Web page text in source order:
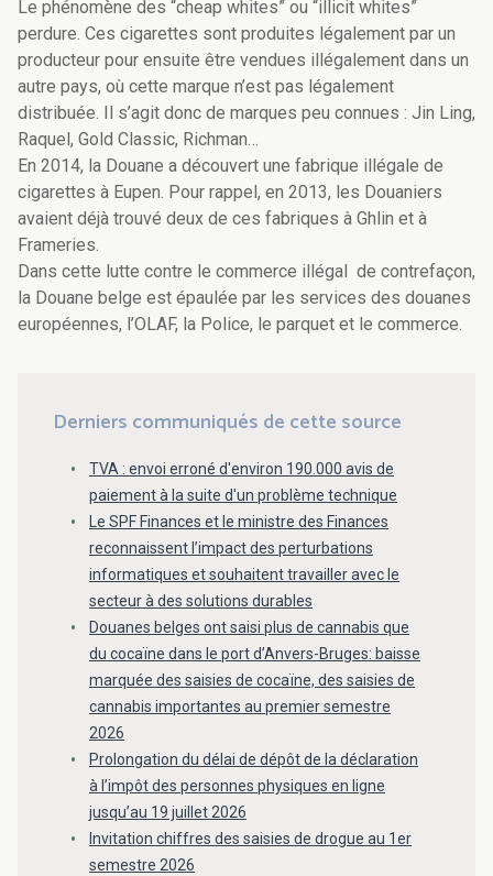
Le phénomène des “cheap whites” ou “illicit whites”
perdure. Ces cigarettes sont produites légalement par un
producteur pour ensuite être vendues illégalement dans un
autre pays, où cette marque n’est pas légalement
distribuée. Il s’agit donc de marques peu connues : Jin Ling,
Raquel, Gold Classic, Richman…
En 2014, la Douane a découvert une fabrique illégale de
cigarettes à Eupen. Pour rappel, en 2013, les Douaniers
avaient déjà trouvé deux de ces fabriques à Ghlin et à
Frameries.
Dans cette lutte contre le commerce illégal de contrefaçon,
la Douane belge est épaulée par les services des douanes
européennes, l’OLAF, la Police, le parquet et le commerce.
Derniers communiqués de cette source
TVA : envoi erroné d'environ 190.000 avis de
paiement à la suite d'un problème technique
Le SPF Finances et le ministre des Finances
reconnaissent l’impact des perturbations
informatiques et souhaitent travailler avec le
secteur à des solutions durables
Douanes belges ont saisi plus de cannabis que
du cocaïne dans le port d’Anvers-Bruges: baisse
marquée des saisies de cocaïne, des saisies de
cannabis importantes au premier semestre
2026
Prolongation du délai de dépôt de la déclaration
à l’impôt des personnes physiques en ligne
jusqu’au 19 juillet 2026
Invitation chiffres des saisies de drogue au 1er
semestre 2026